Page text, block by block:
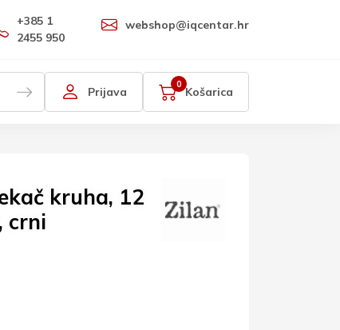
+385 1
2455 950
webshop@iqcentar.hr
Prijava Košarica
0
kruha, 12
crni